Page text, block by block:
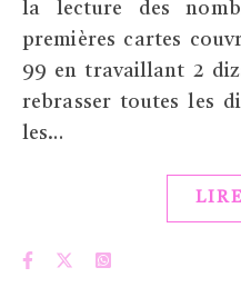
la lecture des
premières cartes
99 en travaillant 2
rebrasser toutes les
les…